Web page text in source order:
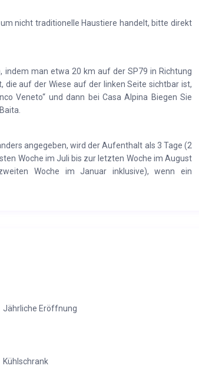
nicht traditionelle Haustiere handelt, bitte direkt
indem man etwa 20 km auf der SP79 in Richtung
die auf der Wiese auf der linken Seite sichtbar ist,
Veneto“ und dann bei Casa Alpina Biegen Sie
angegeben, wird der Aufenthalt als 3 Tage (2
Woche im Juli bis zur letzten Woche im August
Woche im Januar inklusive), wenn ein
Jährliche Eröffnung
Kühlschrank